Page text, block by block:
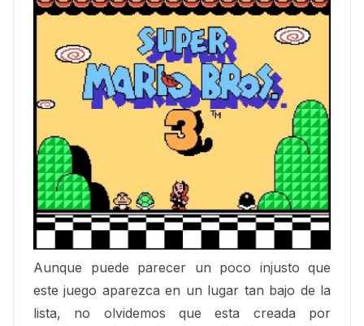
Aunque puede parecer un poco injusto que
este juego aparezca en un lugar tan bajo de la
lista, no olvidemos que esta creada por